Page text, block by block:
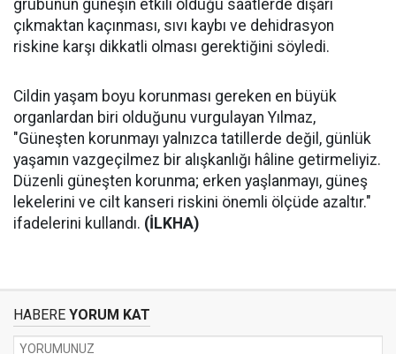
grubunun güneşin etkili olduğu saatlerde dışarı
çıkmaktan kaçınması, sıvı kaybı ve dehidrasyon
riskine karşı dikkatli olması gerektiğini söyledi.
Cildin yaşam boyu korunması gereken en büyük
organlardan biri olduğunu vurgulayan Yılmaz,
"Güneşten korunmayı yalnızca tatillerde değil, günlük
yaşamın vazgeçilmez bir alışkanlığı hâline getirmeliyiz.
Düzenli güneşten korunma; erken yaşlanmayı, güneş
lekelerini ve cilt kanseri riskini önemli ölçüde azaltır."
ifadelerini kullandı. (İLKHA)
HABERE YORUM KAT